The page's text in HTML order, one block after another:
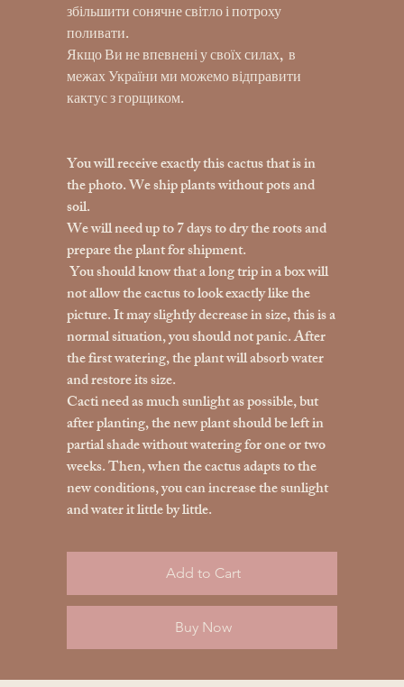
збільшити сонячне світло і потроху
поливати.
Якщо Ви не впевнені у своїх силах, в
межах України ми можемо відправити
кактус з горщиком.
You will receive exactly this cactus that is in
the photo. We ship plants without pots and
soil.
We will need up to 7 days to dry the roots and
prepare the plant for shipment.
You should know that a long trip in a box will
not allow the cactus to look exactly like the
picture. It may slightly decrease in size, this is a
normal situation, you should not panic. After
the first watering, the plant will absorb water
and restore its size.
Cacti need as much sunlight as possible, but
after planting, the new plant should be left in
partial shade without watering for one or two
weeks. Then, when the cactus adapts to the
new conditions, you can increase the sunlight
and water it little by little.
Add to Cart
Buy Now